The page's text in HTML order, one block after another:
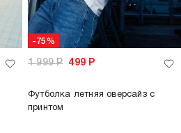
-75%
1 999Р 499 Р
Футболка летняя оверсайз с
принтом